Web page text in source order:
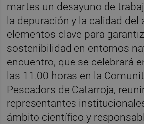
martes un desayuno de
la depuración y la calidad del
elementos clave para
sostenibilidad en entornos
encuentro, que se celebrará
las 11.00 horas en la
Pescadors de Catarroja,
representantes
ámbito científico y